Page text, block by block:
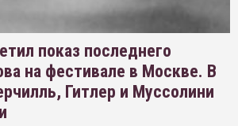
показ последнего
на фестивале в Москве. В
Гитлер и Муссолини